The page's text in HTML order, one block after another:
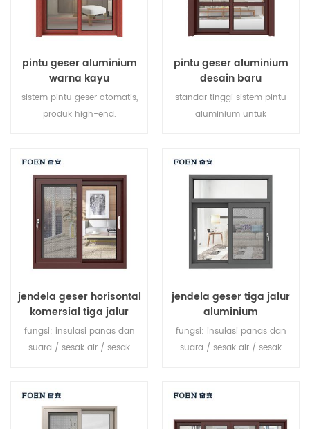
pintu geser aluminium
warna kayu
sistem pintu geser otomatis,
produk high-end.
pintu geser aluminium
desain baru
standar tinggi sistem pintu
aluminium untuk
jendela geser horisontal
komersial tiga jalur
aluminium
fungsi: insulasi panas dan
suara / sesak air / sesak
jendela geser tiga jalur
aluminium
fungsi: insulasi panas dan
suara / sesak air / sesak